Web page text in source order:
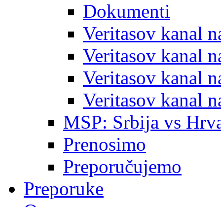
Dokumenti
Veritasov kanal
Veritasov kanal
Veritasov kanal
Veritasov kanal
MSP: Srbija vs
Prenosimo
Preporučujemo
Preporuke